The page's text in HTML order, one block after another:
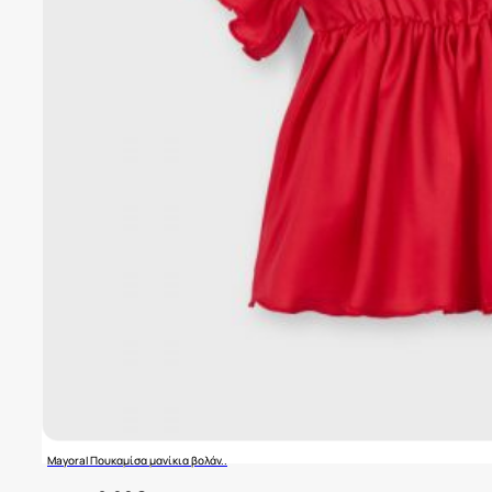
Mayoral Πουκαμίσα μανίκια βολάν..